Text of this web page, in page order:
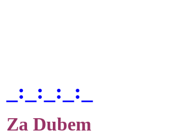
_:_:_:_:_
Za Dubem